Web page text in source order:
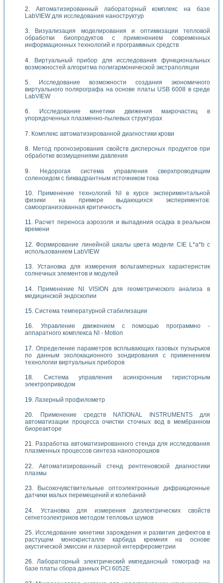
Автоматизированный лабораторный комплекс на базе
LabVIEW для исследования наноструктур
Визуализация моделирования и оптимизации тепловой
обработки биопродуктов с применением современных
информационных технологий и программных средств
Виртуальный прибор для исследования функциональных
возможностей алгоритма полигармонической экстраполяции
Исследование возможности создания экономичного
виртуального полярографа на основе платы USB 6008 в среде
LabVIEW
Исследование кинетики движения макрочастиц в
упорядоченных плазменно-пылевых структурах
Комплекс автоматизированной диагностики крови
Метод прогнозирования свойств дисперсных продуктов при
обработке возмущениями давления
Недорогая система управления сверхпроводящим
соленоидом с биквадрантным источником тока
Применение технологий NI в курсе экспериментальной
физики на примере выдающихся экспериментов:
самоорганизованная критичность
Расчет переноса аэрозоля и выпадения осадка в реальном
времени
Формирование линейной шкалы цвета модели CIE L*a*b с
использованием LabVIEW
Установка для измерения вольтамперных характеристик
солнечных элементов и модулей
Применение NI VISION для геометрического анализа в
медицинской эндоскопии
Система температурной стабилизации
Управление движением с помощью программно -
аппаратного комплекса NI - Motion
Определение параметров всплывающих газовых пузырьков
по данным эхолокационного зондирования с применением
технологии виртуальных приборов
Система управления асинхронным тиристорным
электроприводом
Лазерный профилометр
Применение средств NATIONAL INSTRUMENTS для
автоматизации процесса очистки сточных вод в мембранном
биореакторе
Разработка автоматизированного стенда для исследования
плазменных процессов синтеза нанопорошков
Автоматизированный стенд рентгеновской диагностики
плазмы
Высокочувствительные оптоэлектронные дифракционные
датчики малых перемещений и колебаний
Установка для измерения диэлектрических свойств
сегнетоэлектриков методом тепловых шумов
Исследование кинетики зарождения и развития дефектов в
растущем монокристалле карбида кремния на основе
акустической эмиссии и лазерной интерферометрии
Лабораторный электрический импедансный томограф на
базе платы сбора данных PCI 6052E